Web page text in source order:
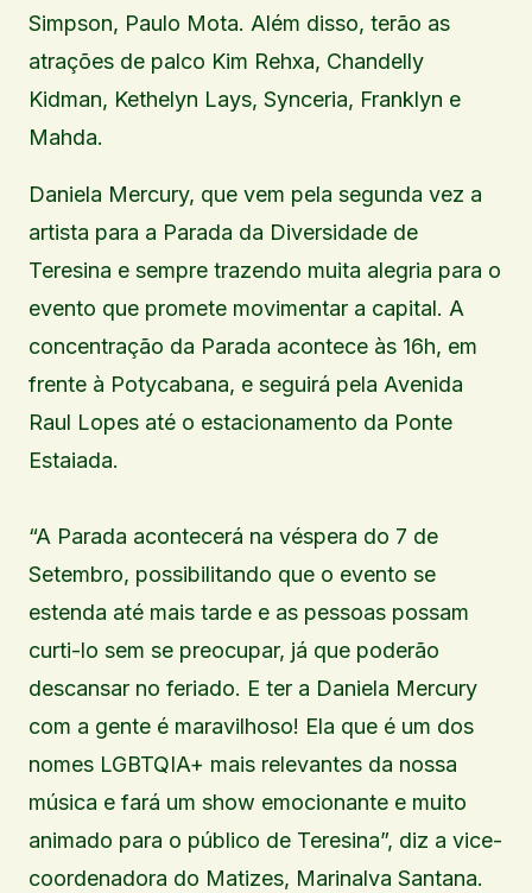
Simpson, Paulo Mota. Além disso, terão as
atrações de palco Kim Rehxa, Chandelly
Kidman, Kethelyn Lays, Synceria, Franklyn e
Mahda.
Daniela Mercury, que vem pela segunda vez a
artista para a Parada da Diversidade de
Teresina e sempre trazendo muita alegria para o
evento que promete movimentar a capital. A
concentração da Parada acontece às 16h, em
frente à Potycabana, e seguirá pela Avenida
Raul Lopes até o estacionamento da Ponte
Estaiada.
“A Parada acontecerá na véspera do 7 de
Setembro, possibilitando que o evento se
estenda até mais tarde e as pessoas possam
curti-lo sem se preocupar, já que poderão
descansar no feriado. E ter a Daniela Mercury
com a gente é maravilhoso! Ela que é um dos
nomes LGBTQIA+ mais relevantes da nossa
música e fará um show emocionante e muito
animado para o público de Teresina”, diz a vice-
coordenadora do Matizes, Marinalva Santana.